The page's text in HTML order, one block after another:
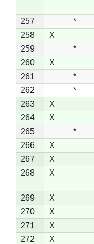
257
*
258
X
259
*
260
X
261
*
262
*
263
X
264
X
265
*
266
X
267
X
268
X
269 X
270
X
271
X
272
X